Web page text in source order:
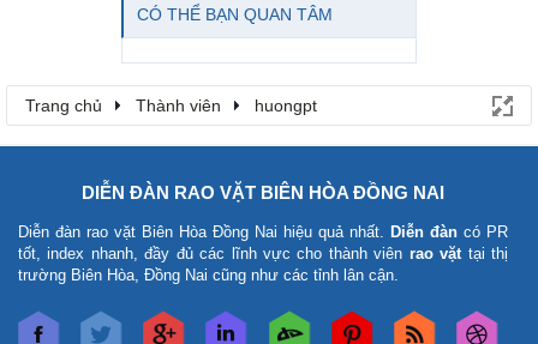
CÓ THỂ BẠN QUAN TÂM
Trang chủ Thành viên huongpt
DIỄN ĐÀN RAO VẶT BIÊN HÒA ĐỒNG NAI
Diễn đàn rao vặt Biên Hòa Đồng Nai hiệu quả nhất. Diễn đàn có PR
tốt, index nhanh, đầy đủ các lĩnh vực cho thành viên rao vặttại thị
trường Biên Hòa, Đồng Nai cũng như các tỉnh lân cận.